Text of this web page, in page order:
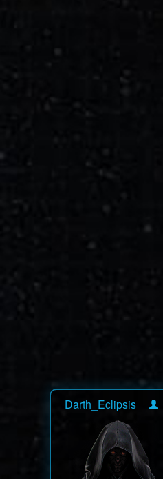
Darth_Eclipsis